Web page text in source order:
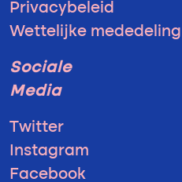
Privacybeleid
Wettelijke mededeling
Sociale
Media
Twitter
Instagram
Facebook